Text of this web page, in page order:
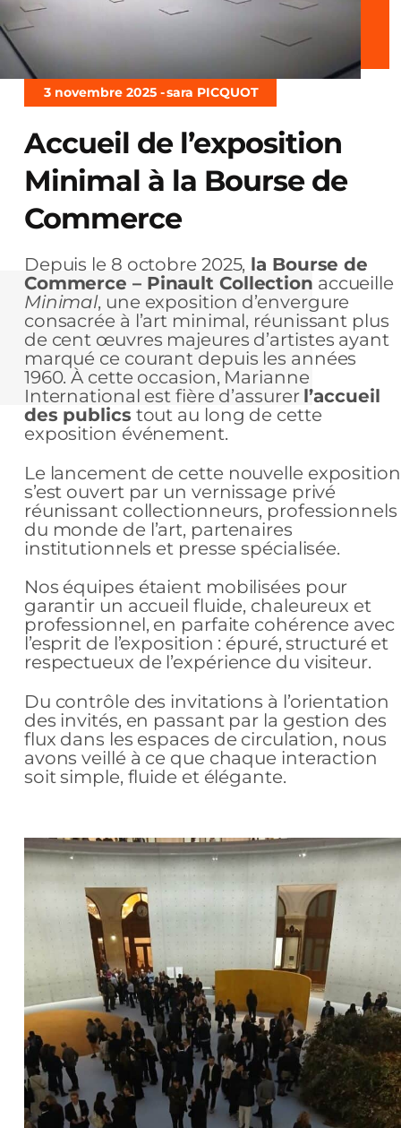
3 novembre 2025 -sara PICQUOT
Accueil de l’exposition
Minimal à la Bourse de
Commerce
Depuis le 8 octobre 2025, la Bourse de
Commerce – Pinault Collection accueille
Minimal, une exposition d’envergure
consacrée à l’art minimal, réunissant plus
de cent œuvres majeures d’artistes ayant
marqué ce courant depuis les années
1960. À cette occasion, Marianne
International est fière d’assurer l’accueil
des publics tout au long de cette
exposition événement.
Le lancement de cette nouvelle exposition
s’est ouvert par un vernissage privé
réunissant collectionneurs, professionnels
du monde de l’art, partenaires
institutionnels et presse spécialisée.
Nos équipes étaient mobilisées pour
garantir un accueil fluide, chaleureux et
professionnel, en parfaite cohérence avec
l’esprit de l’exposition : épuré, structuré et
respectueux de l’expérience du visiteur.
Du contrôle des invitations à l’orientation
des invités, en passant par la gestion des
flux dans les espaces de circulation, nous
avons veillé à ce que chaque interaction
soit simple, fluide et élégante.